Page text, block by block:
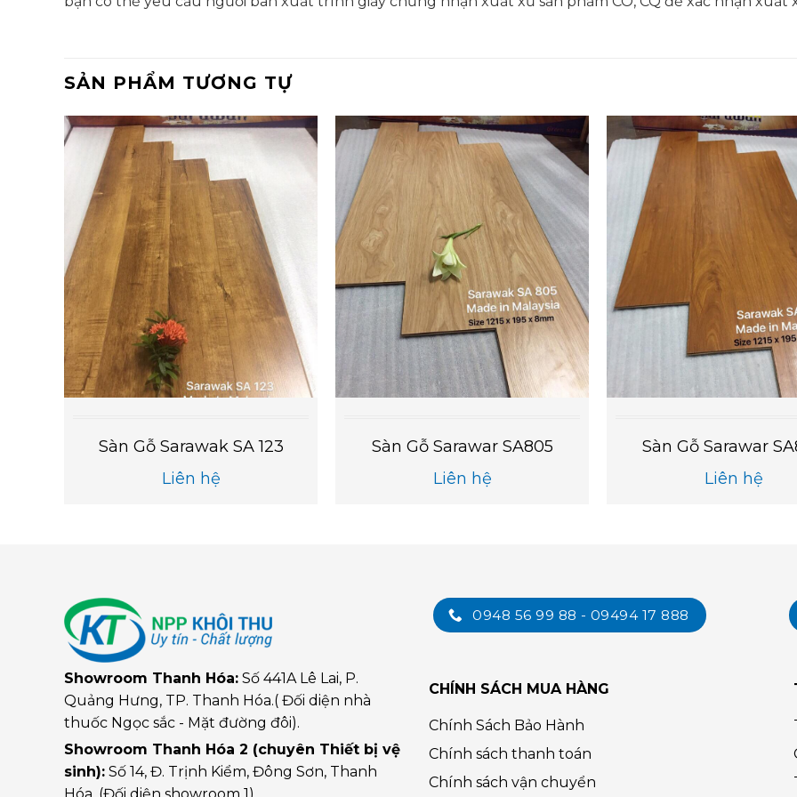
SẢN PHẨM TƯƠNG TỰ
Sàn Gỗ Sarawak SA 123
Liên hệ
Sàn Gỗ Sarawar SA805
Liên hệ
Sàn Gỗ Sarawar
Liên hệ
0948 56 99 88 - 09494 17 888
Showroom Thanh Hóa: Số 441A Lê Lai, P.
Quảng Hưng, TP. Thanh Hóa.( Đối diện nhà
thuốc Ngọc sắc - Mặt đường đôi).
Showroom Thanh Hóa 2 (chuyên Thiết bị vệ
sinh): Số 14, Đ. Trịnh Kiểm, Đông Sơn, Thanh
CHÍNH SÁCH MUA HÀNG
Chính Sách Bảo Hành
Chính sách thanh toán
Chính sách vận chuyển